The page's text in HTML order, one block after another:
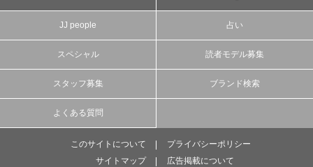
JJ people 占い
スペシャル 読者モデル募集
スタッフ募集 ブランド検索
よくある質問
このサイトについて
プライバシーポリシー
サイトマップ
広告掲載について